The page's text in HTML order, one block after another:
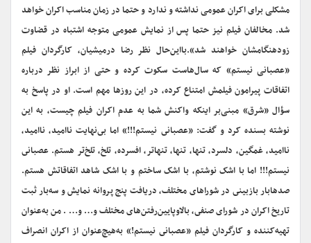
مشکلی برای اکران عمومی نداشته و ندارد و حتما در زمان مناسب اکران خواهد
شد. مخالفان فیلم نیز حتما پس از نمایش عمومی متوجه اشتباه در قضاوت
زودهنگامشان خواهند شد».بااین‌حال نظر رضا درمیشیان، ‌کارگردان فیلم
«عصبانی نیستم» که سال‌هاست سکوت کرده و حتی از ابراز نظر درباره
اتفاقات پیرامون فیلمش امتناع کرده،‌ در این روزها مهم است. او در پاسخ به
سؤال «شرق» مبنی‌بر اینکه واکنش شما به عدم اکران فیلم چیست، ‌به این
نوشته بسنده کرد و گفت:‌ «عصبانى نیستم!!!» اما بى‌نهایت ناامید، ناامید،
ناامید، غمگین، دلسرد، تنها، تنها، تنهاتر، افسرده، تلخ، تلخ‌تر هستم. عصبانى
نیستم!!! اما با اشک نوشتم، با اشک ساختم و با اشک شاهد اتفاقاتش هستم.
صدهابار بازبینى در شوراهاى مختلف، دریافت پنج پروانه نمایش و سه‌بار ثبت
تاریخ اکران در شوراى صنفى، بالاوپایین‌رفتن‌هاى مختلف و… و… . من به‌عنوان
تهیه‌کننده و کارگردان فیلم «عصبانى نیستم!» به‌هیچ‌عنوان از اکران انصراف